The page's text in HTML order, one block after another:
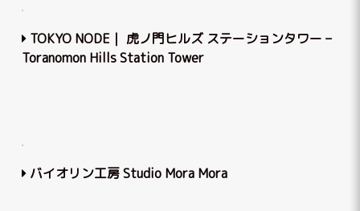
TOKYO NODE｜ 虎ノ門ヒルズ ステーションタワー –
Toranomon Hills Station Tower
バイオリン工房 Studio Mora Mora